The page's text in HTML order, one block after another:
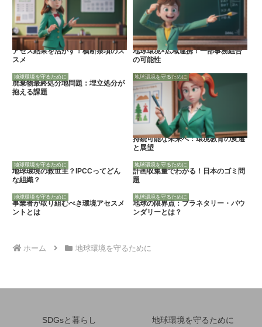
アセス結果を活かす！横断条項のス
スメ
地球環境×広域連携！一部事務組合
の可能性
地球環境を守るために
廃棄物最終処分地問題：埋立処分が
抱える課題
地球環境を守るために
持続可能な未来へ：環境教育の変遷
と展望
地球環境を守るために
地球環境の救世主？IPCCってどん
な組織？
地球環境を守るために
計画収集量でわかる！日本のゴミ問
題
地球環境を守るために
事業者が取り組むべき環境アセスメ
ントとは
地球環境を守るために
地球の限界点：プラネタリー・バウ
ンダリーとは？
ホーム 地球環境を守るために
SDGsと暮らし 地球環境を守るために